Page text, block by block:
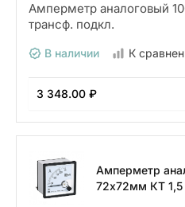
Амперметр аналоговый
трансф. подкл.
В наличии К
3 348.00 ₽
Амперметр
72х72мм КТ 1,5